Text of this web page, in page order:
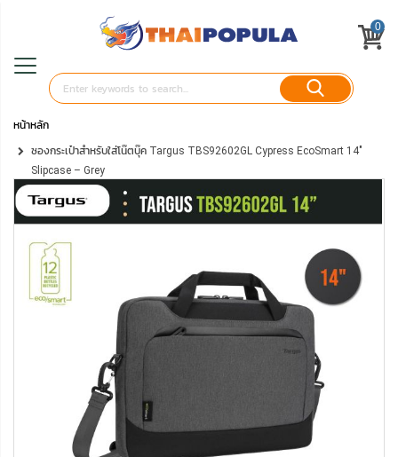
0
หน้าหลัก
ซองกระเป๋าสำหรับใส่โน๊ตบุ๊ค Targus TBS92602GL Cypress EcoSmart 14"
Slipcase – Grey